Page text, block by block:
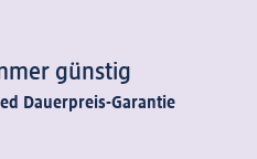
günstig
Dauerpreis-Garantie